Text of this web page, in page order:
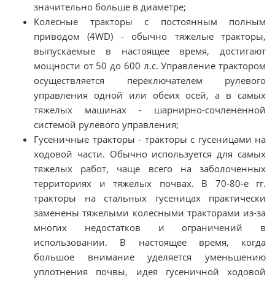
значительно больше в диаметре;
Колесные тракторы с постоянным полным
приводом (4WD) - обычно тяжелые тракторы,
выпускаемые в настоящее время, достигают
мощности от 50 до 600 л.с. Управление трактором
осуществляется переключателем рулевого
управления одной или обеих осей, а в самых
тяжелых машинах - шарнирно-сочлененной
системой рулевого управления;
Гусеничные тракторы - тракторы с гусеницами на
ходовой части. Обычно используется для самых
тяжелых работ, чаще всего на заболоченных
территориях и тяжелых почвах. В 70-80-е гг.
тракторы на стальных гусеницах практически
заменены тяжелыми колесными тракторами из-за
многих недостатков и ограничений в
использовании. В настоящее время, когда
большое внимание уделяется уменьшению
уплотнения почвы, идея гусеничной ходовой